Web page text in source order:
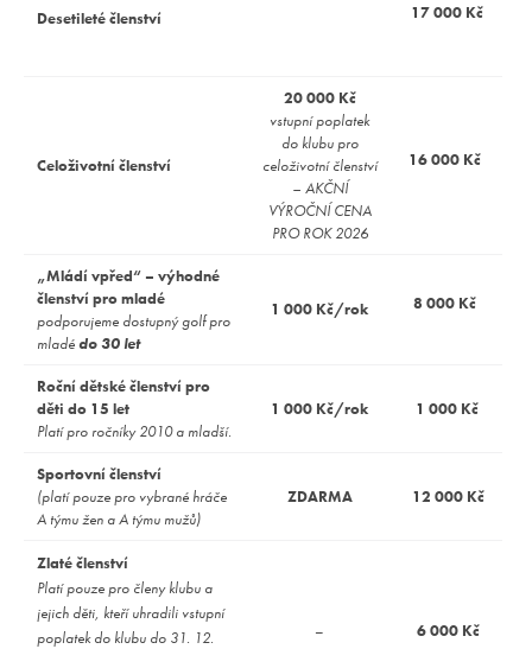
Desetileté členství 17 000 Kč
Celoživotní členství
20 000 Kč
vstupní poplatek
do klubu pro
celoživotní členství
– AKČNÍ
VÝROČNÍ CENA
PRO ROK 2026
16 000 Kč
„Mládí vpřed“ – výhodné
členství pro mladé
podporujeme dostupný golf pro
mladédo 30 let
1 000 Kč/rok 8 000 Kč
Roční dětské členství pro
děti do 15 let
Platí pro ročníky 2010 a mladší.
1 000 Kč/rok 1 000 Kč
Sportovní členství
(platí pouze pro vybrané hráče
A týmu žen a A týmu mužů)
ZDARMA 12 000 Kč
Zlaté členství
Platí pouze pro členy klubu a
jejich děti, kteří uhradili vstupní
poplatek do klubu do 31. 12.
– 6 000 Kč